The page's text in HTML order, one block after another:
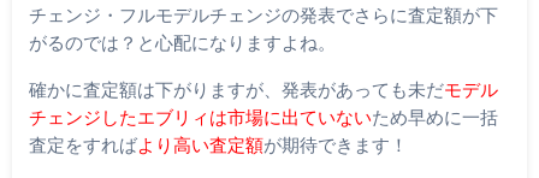
チェンジ・フルモデルチェンジの発表でさらに査定額が下
がるのでは？と心配になりますよね。
確かに査定額は下がりますが、発表があっても未だモデル
チェンジしたエブリィは市場に出ていないため早めに一括
査定をすればより高い査定額が期待できます！